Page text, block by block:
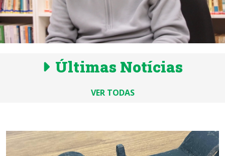
Últimas Notícias
VER TODAS